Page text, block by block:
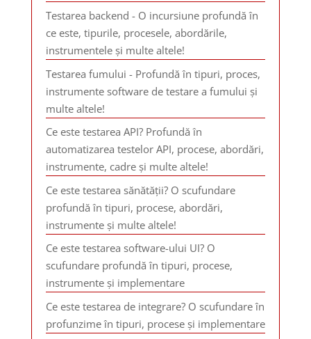
Testarea backend - O incursiune profundă în
ce este, tipurile, procesele, abordările,
instrumentele și multe altele!
Testarea fumului - Profundă în tipuri, proces,
instrumente software de testare a fumului și
multe altele!
Ce este testarea API? Profundă în
automatizarea testelor API, procese, abordări,
instrumente, cadre și multe altele!
Ce este testarea sănătății? O scufundare
profundă în tipuri, procese, abordări,
instrumente și multe altele!
Ce este testarea software-ului UI? O
scufundare profundă în tipuri, procese,
instrumente și implementare
Ce este testarea de integrare? O scufundare în
profunzime în tipuri, procese și implementare